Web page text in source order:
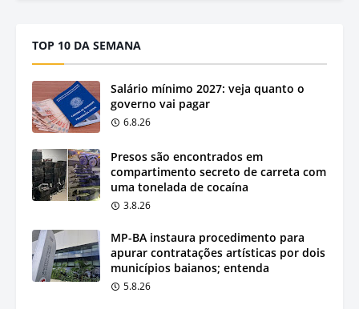
TOP 10 DA SEMANA
Salário mínimo 2027: veja quanto o
governo vai pagar
6.8.26
Presos são encontrados em
compartimento secreto de carreta com
uma tonelada de cocaína
3.8.26
MP-BA instaura procedimento para
apurar contratações artísticas por dois
municípios baianos; entenda
5.8.26